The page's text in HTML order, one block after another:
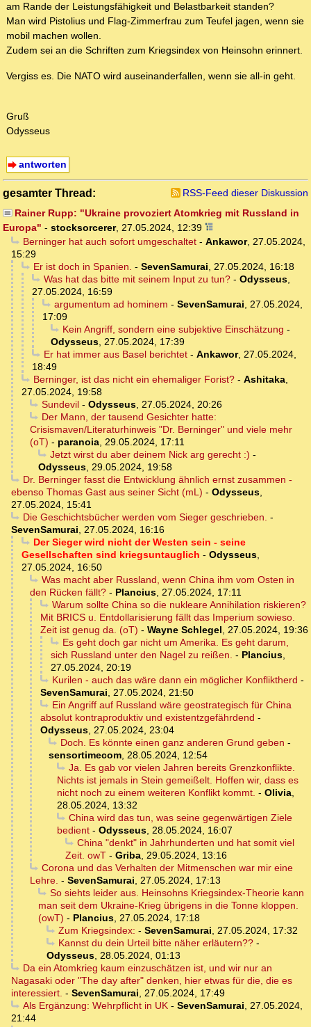
am Rande der Leistungsfähigkeit und Belastbarkeit standen?
Man wird Pistolius und Flag-Zimmerfrau zum Teufel jagen, wenn sie
mobil machen wollen.
Zudem sei an die Schriften zum Kriegsindex von Heinsohn erinnert.
Vergiss es. Die NATO wird auseinanderfallen, wenn sie all-in geht.
Gruß
Odysseus
antworten
gesamter Thread:
RSS-Feed dieser Diskussion
Rainer Rupp: "Ukraine provoziert Atomkrieg mit Russland in
Europa" - stocksorcerer, 27.05.2024, 12:39
Berninger hat auch sofort umgeschaltet- Ankawor, 27.05.2024,
15:29
Er ist doch in Spanien. - SevenSamurai, 27.05.2024, 16:18
Was hat das bitte mit seinem Input zu tun?- Odysseus,
27.05.2024, 16:59
argumentum ad hominem - SevenSamurai, 27.05.2024,
17:09
Kein Angriff, sondern eine subjektive Einschätzung -
Odysseus, 27.05.2024, 17:39
Er hat immer aus Basel berichtet- Ankawor, 27.05.2024,
18:49
Berninger, ist das nicht ein ehemaliger Forist?- Ashitaka,
27.05.2024, 19:58
Sundevil- Odysseus, 27.05.2024, 20:26
Der Mann, der tausend Gesichter hatte:
Crisismaven/Literaturhinweis "Dr. Berninger" und viele mehr
(oT) - paranoia, 29.05.2024, 17:11
Jetzt wirst du aber deinem Nick arg gerecht :) -
Odysseus, 29.05.2024, 19:58
Dr. Berninger fasst die Entwicklung ähnlich ernst zusammen -
ebenso Thomas Gast aus seiner Sicht (mL) - Odysseus,
27.05.2024, 15:41
Die Geschichtsbücher werden vom Sieger geschrieben. -
SevenSamurai, 27.05.2024, 16:16
Der Sieger wird nicht der Westen sein - seine
Gesellschaften sind kriegsuntauglich - Odysseus,
27.05.2024, 16:50
Was macht aber Russland, wenn China ihm vom Osten in
den Rücken fällt? - Plancius, 27.05.2024, 17:11
Warum sollte China so die nukleare Annihilation riskieren?
Mit BRICS u. Entdollarisierung fällt das Imperium sowieso.
Zeit ist genug da. (oT) - Wayne Schlegel, 27.05.2024, 19:36
Es geht doch gar nicht um Amerika. Es geht darum,
sich Russland unter den Nagel zu reißen. - Plancius,
27.05.2024, 20:19
Kurilen - auch das wäre dann ein möglicher Konfliktherd -
SevenSamurai, 27.05.2024, 21:50
Ein Angriff auf Russland wäre geostrategisch für China
absolut kontraproduktiv und existentzgefährdend -
Odysseus, 27.05.2024, 23:04
Doch. Es könnte einen ganz anderen Grund geben -
sensortimecom, 28.05.2024, 12:54
Ja. Es gab vor vielen Jahren bereits Grenzkonflikte.
Nichts ist jemals in Stein gemeißelt. Hoffen wir, dass es
nicht noch zu einem weiteren Konflikt kommt. - Olivia,
28.05.2024, 13:32
China wird das tun, was seine gegenwärtigen Ziele
bedient - Odysseus, 28.05.2024, 16:07
China "denkt" in Jahrhunderten und hat somit viel
Zeit. owT - Griba, 29.05.2024, 13:16
Corona und das Verhalten der Mitmenschen war mir eine
Lehre. - SevenSamurai, 27.05.2024, 17:13
So siehts leider aus. Heinsohns Kriegsindex-Theorie kann
man seit dem Ukraine-Krieg übrigens in die Tonne kloppen.
(owT) - Plancius, 27.05.2024, 17:18
Zum Kriegsindex: - SevenSamurai, 27.05.2024, 17:32
Kannst du dein Urteil bitte näher erläutern??-
Odysseus, 28.05.2024, 01:13
Da ein Atomkrieg kaum einzuschätzen ist, und wir nur an
Nagasaki oder "The day after" denken, hier etwas für die, die es
interessiert. - SevenSamurai, 27.05.2024, 17:49
Als Ergänzung: Wehrpflicht in UK- SevenSamurai, 27.05.2024,
21:44